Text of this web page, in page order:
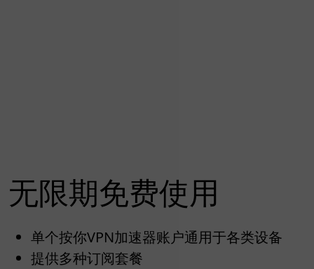
无限期免费使用
单个按你VPN加速器账户通用于各类设备
提供多种订阅套餐